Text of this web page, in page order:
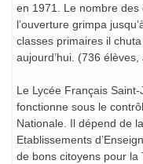
en 1971. Le nombre des
l’ouverture grimpa
classes primaires il
aujourd’hui. (736
Le Lycée Français
fonctionne sous le
Nationale. Il dépend de
Etablissements
de bons citoyens pour la